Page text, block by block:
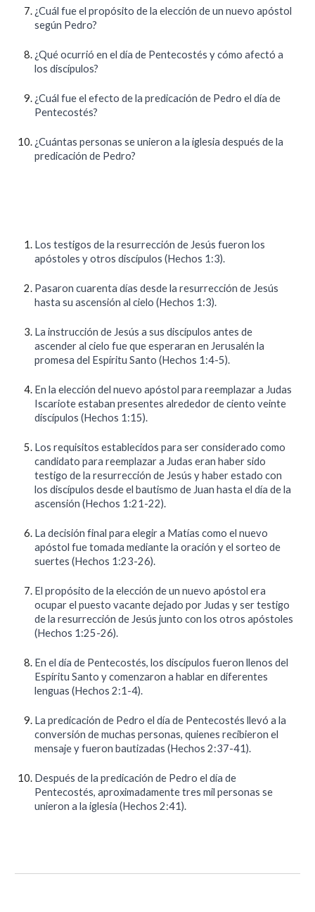
¿Cuál fue el propósito de la elección de un nuevo apóstol
según Pedro?
¿Qué ocurrió en el día de Pentecostés y cómo afectó a
los discípulos?
¿Cuál fue el efecto de la predicación de Pedro el día de
Pentecostés?
¿Cuántas personas se unieron a la iglesia después de la
predicación de Pedro?
Los testigos de la resurrección de Jesús fueron los
apóstoles y otros discípulos (Hechos 1:3).
Pasaron cuarenta días desde la resurrección de Jesús
hasta su ascensión al cielo (Hechos 1:3).
La instrucción de Jesús a sus discípulos antes de
ascender al cielo fue que esperaran en Jerusalén la
promesa del Espíritu Santo (Hechos 1:4-5).
En la elección del nuevo apóstol para reemplazar a Judas
Iscariote estaban presentes alrededor de ciento veinte
discípulos (Hechos 1:15).
Los requisitos establecidos para ser considerado como
candidato para reemplazar a Judas eran haber sido
testigo de la resurrección de Jesús y haber estado con
los discípulos desde el bautismo de Juan hasta el día de la
ascensión (Hechos 1:21-22).
La decisión final para elegir a Matías como el nuevo
apóstol fue tomada mediante la oración y el sorteo de
suertes (Hechos 1:23-26).
El propósito de la elección de un nuevo apóstol era
ocupar el puesto vacante dejado por Judas y ser testigo
de la resurrección de Jesús junto con los otros apóstoles
(Hechos 1:25-26).
En el día de Pentecostés, los discípulos fueron llenos del
Espíritu Santo y comenzaron a hablar en diferentes
lenguas (Hechos 2:1-4).
La predicación de Pedro el día de Pentecostés llevó a la
conversión de muchas personas, quienes recibieron el
mensaje y fueron bautizadas (Hechos 2:37-41).
Después de la predicación de Pedro el día de
Pentecostés, aproximadamente tres mil personas se
unieron a la iglesia (Hechos 2:41).